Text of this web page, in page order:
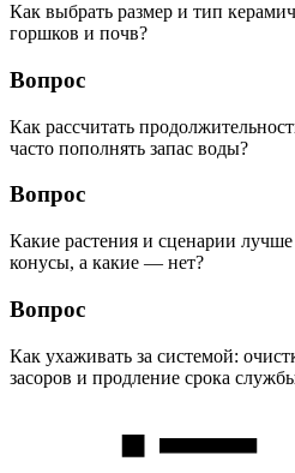
Как выбрать размер и тип
горшков и почв?
Вопрос
Как рассчитать
часто пополнять запас воды?
Вопрос
Какие растения и сценарии
конусы, а какие — нет?
Вопрос
Как ухаживать за системой:
засоров и продление срока